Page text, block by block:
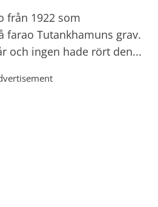
från 1922 som
farao Tutankhamuns grav.
och ingen hade rört den...